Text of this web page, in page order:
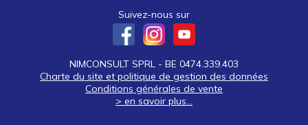
Suivez-nous sur
NIMCONSULT SPRL - BE 0474.339.403
Charte du site et politique de gestion des données
Conditions générales de vente
> en savoir plus...